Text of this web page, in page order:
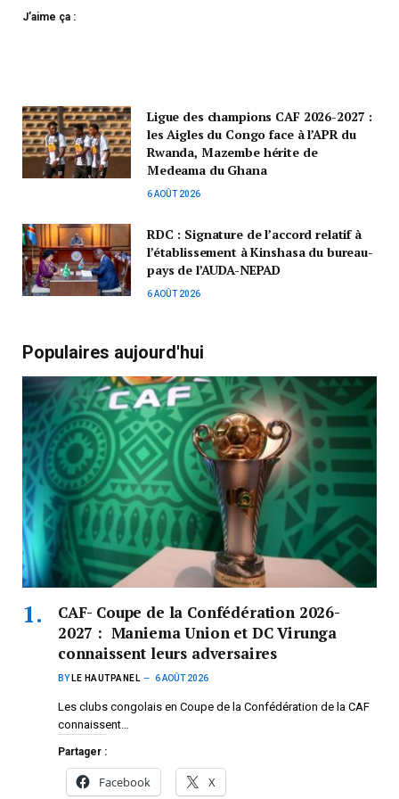
J’aime ça :
Ligue des champions CAF 2026-2027 :
les Aigles du Congo face à l’APR du
Rwanda, Mazembe hérite de
Medeama du Ghana
6 AOÛT 2026
RDC : Signature de l’accord relatif à
l’établissement à Kinshasa du bureau-
pays de l’AUDA-NEPAD
6 AOÛT 2026
Populaires aujourd'hui
CAF- Coupe de la Confédération 2026-
2027 : Maniema Union et DC Virunga
connaissent leurs adversaires
BY LE HAUTPANEL 6 AOÛT 2026
Les clubs congolais en Coupe de la Confédération de la CAF
connaissent…
Partager :
Facebook X